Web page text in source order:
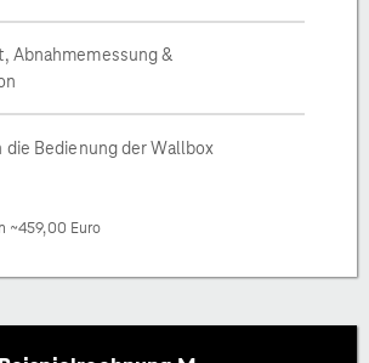
Abnahmemessung &
die Bedienung der Wallbox
~459,00 Euro